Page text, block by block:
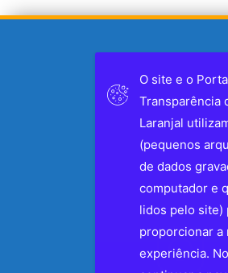
O site e o
Transparência
Laranjal
(pequenos
de dados
computador e
lidos pelo site)
proporcionar a
experiência.